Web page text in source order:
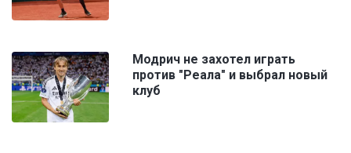
Модрич не захотел играть
против "Реала" и выбрал новый
клуб